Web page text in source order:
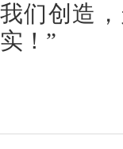
我们创造
实！”